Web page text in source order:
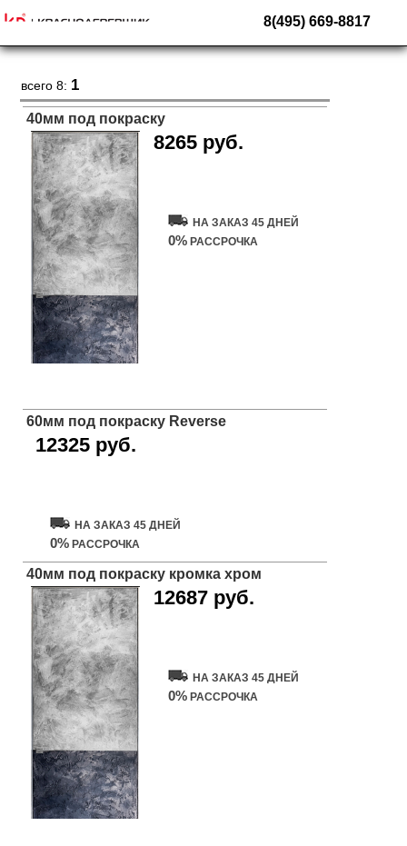
8(495) 669-8817
всего 8: 1
40мм под покраску
8265 руб.
НА ЗАКАЗ 45 ДНЕЙ
0% РАССРОЧКА
60мм под покраску Reverse
12325 руб.
НА ЗАКАЗ 45 ДНЕЙ
0% РАССРОЧКА
40мм под покраску кромка хром
12687 руб.
НА ЗАКАЗ 45 ДНЕЙ
0% РАССРОЧКА